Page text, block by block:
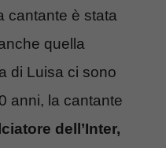
cantante è stata
quella
di Luisa ci sono
anni, la cantante
dell’Inter,